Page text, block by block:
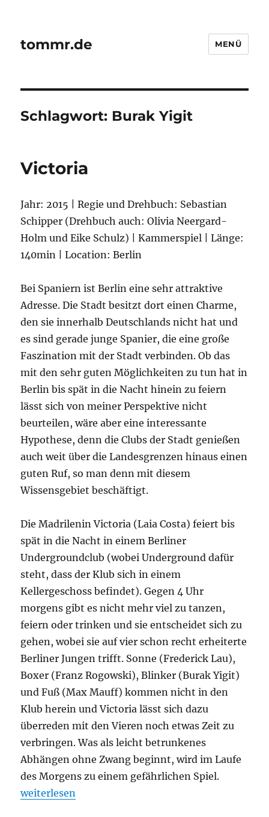
tommr.de MENÜ
Schlagwort: Burak Yigit
Victoria
Jahr: 2015 | Regie und Drehbuch: Sebastian
Schipper (Drehbuch auch: Olivia Neergard-
Holm und Eike Schulz) | Kammerspiel | Länge:
140min | Location: Berlin
Bei Spaniern ist Berlin eine sehr attraktive
Adresse. Die Stadt besitzt dort einen Charme,
den sie innerhalb Deutschlands nicht hat und
es sind gerade junge Spanier, die eine große
Faszination mit der Stadt verbinden. Ob das
mit den sehr guten Möglichkeiten zu tun hat in
Berlin bis spät in die Nacht hinein zu feiern
lässt sich von meiner Perspektive nicht
beurteilen, wäre aber eine interessante
Hypothese, denn die Clubs der Stadt genießen
auch weit über die Landesgrenzen hinaus einen
guten Ruf, so man denn mit diesem
Wissensgebiet beschäftigt.
Die Madrilenin Victoria (Laia Costa) feiert bis
spät in die Nacht in einem Berliner
Undergroundclub (wobei Underground dafür
steht, dass der Klub sich in einem
Kellergeschoss befindet). Gegen 4 Uhr
morgens gibt es nicht mehr viel zu tanzen,
feiern oder trinken und sie entscheidet sich zu
gehen, wobei sie auf vier schon recht erheiterte
Berliner Jungen trifft. Sonne (Frederick Lau),
Boxer (Franz Rogowski), Blinker (Burak Yigit)
und Fuß (Max Mauff) kommen nicht in den
Klub herein und Victoria lässt sich dazu
überreden mit den Vieren noch etwas Zeit zu
verbringen. Was als leicht betrunkenes
Abhängen ohne Zwang beginnt, wird im Laufe
des Morgens zu einem gefährlichen Spiel.
„Victoria“
weiterlesen